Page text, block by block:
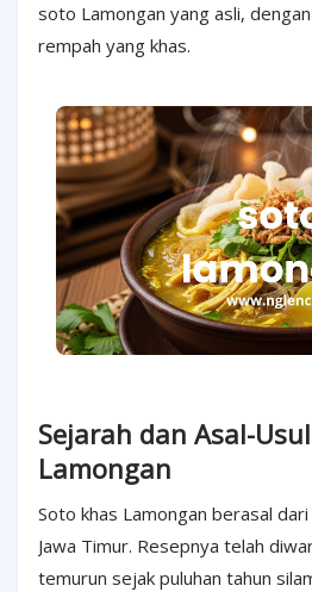
soto Lamongan yang asli,
rempah yang khas.
Sejarah dan Asal-
Lamongan
Soto khas Lamongan berasal
Jawa Timur. Resepnya telah
temurun sejak puluhan tahun